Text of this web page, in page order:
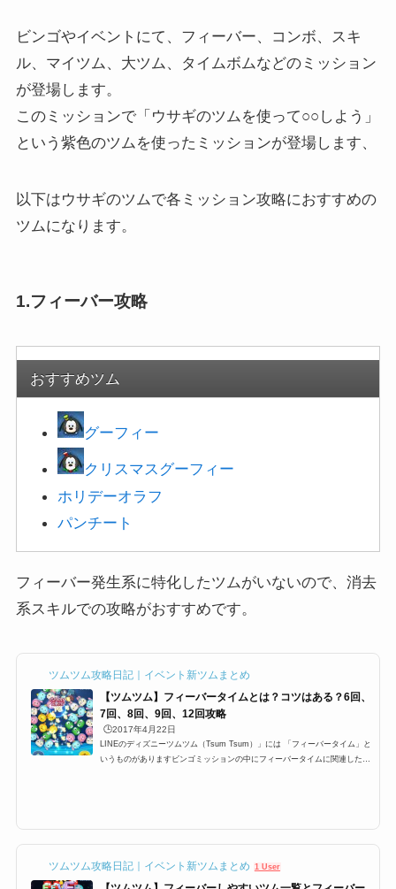
ビンゴやイベントにて、フィーバー、コンボ、スキ
ル、マイツム、大ツム、タイムボムなどのミッション
が登場します。
このミッションで「ウサギのツムを使って○○しよう」
という紫色のツムを使ったミッションが登場します、
以下はウサギのツムで各ミッション攻略におすすめの
ツムになります。
1.フィーバー攻略
おすすめツム
グーフィー
クリスマスグーフィー
ホリ デーオラフ
パンチート
フィーバー発生系に特化したツムがいないので、消去
系スキルでの攻略がおすすめです。
ツムツム攻略日記｜イベント新ツムまとめ
【ツムツム】フィーバータイムとは？コツはある？6回、
7回、8回、9回、12回攻略
🕒️2017年4月22日
LINEのディズニーツムツム（Tsum Tsum）」には 「フィーバータイム」と
いうものがありますビンゴミッションの中にフィーバータイムに関連したミ
ツムツム攻略日記｜イベント新ツムまとめ 1 User